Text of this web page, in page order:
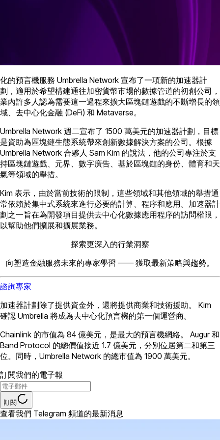
化的預言機服務 Umbrella Network 宣布了一項新的加速器計
劃，適用於希望構建通往加密貨幣市場的數據管道的初創公司，
業內許多人認為需要這一過程來擴大區塊鏈遊戲的不斷增長的領
域、去中心化金融 (DeFi) 和 Metaverse。
Umbrella Network 週二宣布了 1500 萬美元的加速器計劃，目標
是資助為區塊鏈生態系統帶來創新數據解決方案的公司。根據
Umbrella Network 合夥人 Sam Kim 的說法，他的公司專注於支
持區塊鏈遊戲、元界、數字廣告、基於區塊鏈的身份、體育和天
氣等領域的舉措。
Kim 表示，由於當前技術的限制，這些領域和其他領域的舉措通
常依賴於集中式系統來進行必要的計算、程序和應用。加速器計
劃之一旨在為開發項目提供去中心化數據應用程序的訪問權限，
以幫助他們擴展和擴展業務。
探索更深入的行業洞察
向塑造金融服務未來的專家學習 —— 獲取最新策略與趨勢。
諮詢專家
加速器計劃除了提供資金外，還將提供商業和技術援助。 Kim
確認 Umbrella 將成為去中心化預言機的第一個運營商。
Chainlink 的市值為 84 億美元，是最大的預言機網絡。 Augur 和
Band Protocol 的總價值接近 1.7 億美元，分別位居第二和第三
位。同時，Umbrella Network 的總市值為 1900 萬美元。
訂閱我們的電子報
訂閱
查看我們 Telegram 頻道的最新消息